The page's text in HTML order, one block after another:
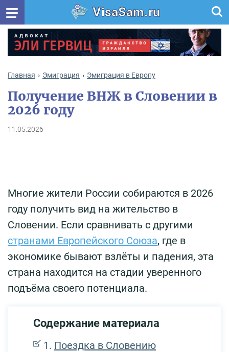
VisaSam.ru
Главная Эмиграция Эмиграция в Европу
Получение ВНЖ в Словении в
2026 году
11.05.2026
Многие жители России собираются в 2026
году получить вид на жительство в
Словении. Если сравнивать с другими
странами Европейского Союза, где в
экономике бывают взлёты и падения, эта
страна находится на стадии уверенного
подъёма своего потенциала.
Содержание материала
Поездка в Словению